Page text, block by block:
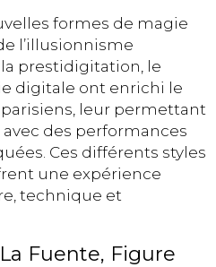
formes de magie
l’illusionnisme
prestidigitation, le
digitale ont enrichi le
leur permettant
des performances
Ces différents styles
une expérience
technique et
Fuente, Figure